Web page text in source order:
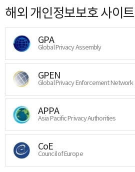
해외 개인정보보호 사이트
GPA
Global Privacy Assembly
GPEN
Global Privacy Enforcement Network
APPA
Asia Pacific Privacy Authorities
CoE
Council of Europe